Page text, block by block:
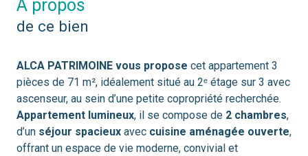
a propos
de ce bien
ALCA PATRIMOINE vous propose cet appartement 3
pièces de 71 m², idéalement situé au 2ᵉ étage sur 3 avec
ascenseur, au sein d’une petite copropriété recherchée.
Appartement lumineux, il se compose de 2 chambres,
d’un séjour spacieux avec cuisine aménagée ouverte,
offrant un espace de vie moderne, convivial et